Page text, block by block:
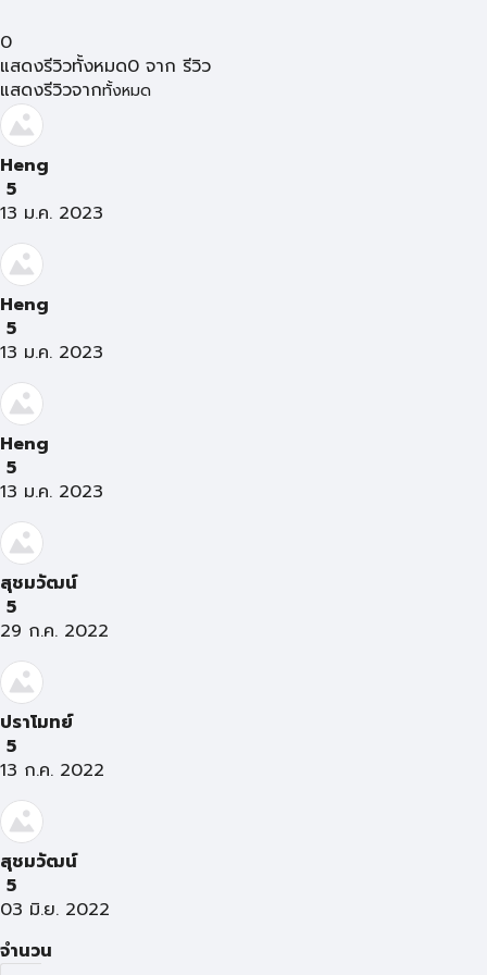
0
แสดงรีวิวทั้งหมด0 จาก รีวิว
แสดงรีวิวจากทั้งหมด
Heng
5
13 ม.ค. 2023
Heng
5
13 ม.ค. 2023
Heng
5
13 ม.ค. 2023
สุชมวัฒน์
5
29 ก.ค. 2022
ปราโมทย์
5
13 ก.ค. 2022
สุชมวัฒน์
5
03 มิ.ย. 2022
จำนวน